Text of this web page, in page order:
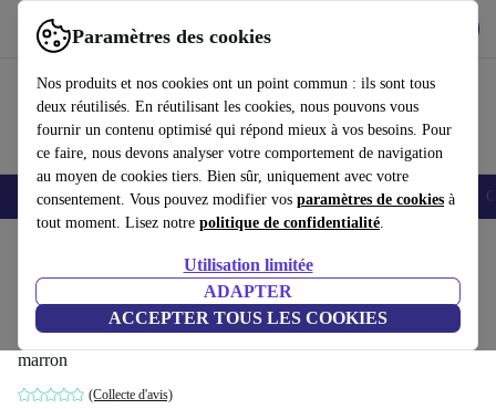
Paramètres des cookies
Nos produits et nos cookies ont un point commun : ils sont tous
deux réutilisés. En réutilisant les cookies, nous pouvons vous
fournir un contenu optimisé qui répond mieux à vos besoins. Pour
ce faire, nous devons analyser votre comportement de navigation
au moyen de cookies tiers. Bien sûr, uniquement avec votre
consentement. Vous pouvez modifier vos paramètres de cookies à
tout moment. Lisez notre politique de confidentialité.
Utilisation limitée
ADAPTER
ACCEPTER TOUS LES COOKIES
Utilisez refurbed rapidement et facilement
Smartphones Laptops Tablettes Montres connectées Accessoires
Alfred module d'angle gauche 1 place
Danny Cream
marron
(Collecte d'avis)